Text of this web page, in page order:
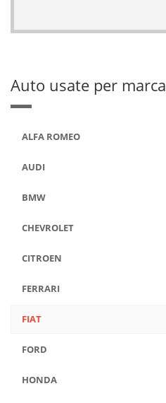
Auto usate per marca
ALFA ROMEO
AUDI
BMW
CHEVROLET
CITROEN
FERRARI
FIAT
FORD
HONDA